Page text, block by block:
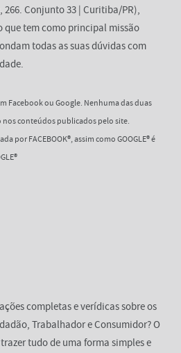
266. Conjunto 33 | Curitiba/PR),
que tem como principal missão
todas as suas dúvidas com
Facebook ou Google. Nenhuma das duas
conteúdos publicados pelo site.
por FACEBOOK®, assim como GOOGLE® é
completas e verídicas sobre os
Trabalhador e Consumidor? O
tudo de uma forma simples e